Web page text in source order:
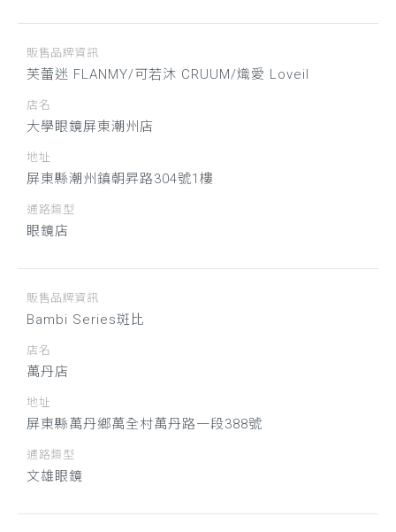
販售品牌資訊
芙蕾迷 FLANMY/可若沐 CRUUM/熾愛 Loveil
店名
大學眼鏡屏東潮州店
地址
屏東縣潮州鎮朝昇路304號1樓
通路類型
眼鏡店
販售品牌資訊
Bambi Series斑比
店名
萬丹店
地址
屏東縣萬丹鄉萬全村萬丹路一段388號
通路類型
文雄眼鏡